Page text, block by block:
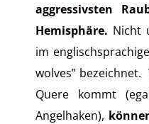
aggressivsten
Hemisphäre. Nicht
im
wolves”
Quere kommt
Angelhaken),